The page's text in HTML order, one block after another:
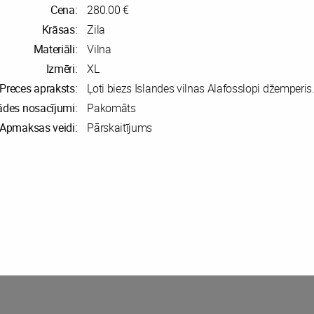
Cena:
280.00 €
Krāsas:
Zila
Materiāli:
Vilna
Izmēri:
XL
Preces apraksts:
Ļoti biezs Islandes vilnas Alafosslopi džemperis.
nosacījumi:
Pakomāts
Apmaksas veidi:
Pārskaitījums